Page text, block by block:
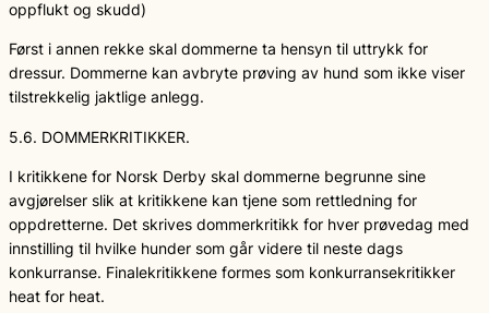
oppflukt og skudd)
Først i annen rekke skal dommerne ta hensyn til uttrykk for
dressur. Dommerne kan avbryte prøving av hund som ikke viser
tilstrekkelig jaktlige anlegg.
5.6. DOMMERKRITIKKER.
I kritikkene for Norsk Derby skal dommerne begrunne sine
avgjørelser slik at kritikkene kan tjene som rettledning for
oppdretterne. Det skrives dommerkritikk for hver prøvedag med
innstilling til hvilke hunder som går videre til neste dags
konkurranse. Finalekritikkene formes som konkurransekritikker
heat for heat.